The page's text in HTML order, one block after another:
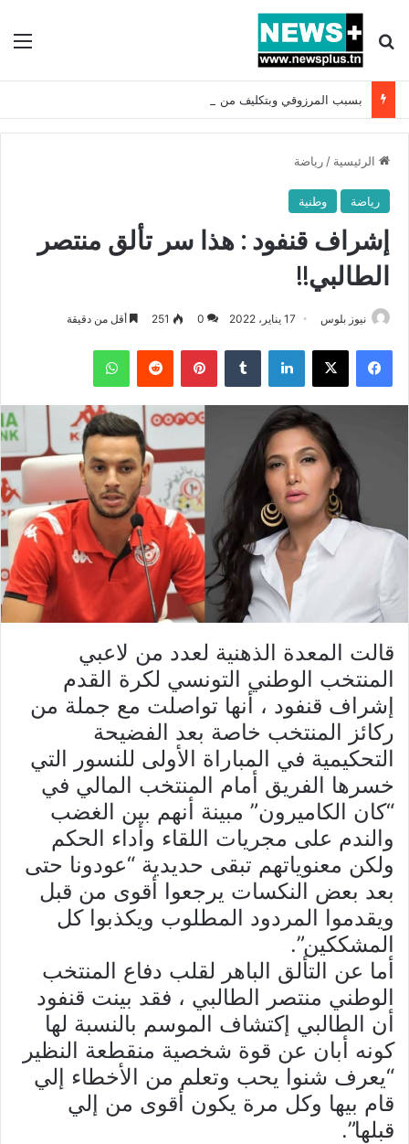
بحث عن
الرئيسية / رياضة
رياضة وطنية
إشراف قنفود : هذا سر تألق منتصر
الطالبي!!
نيوز بلوس 17 يناير، 2022 0
251 أقل من دقيقة
فيسبوك X لينكدإن بينتيريست واتساب
قالت المعدة الذهنية لعدد من لاعبي
المنتخب الوطني التونسي لكرة القدم
إشراف قنفود ، أنها تواصلت مع جملة من
ركائز المنتخب خاصة بعد الفضيحة
التحكيمية في المباراة الأولى للنسور التي
خسرها الفريق أمام المنتخب المالي في
“كان الكاميرون” مبينة أنهم بين الغضب
والندم على مجريات اللقاء وأداء الحكم
ولكن معنوياتهم تبقى حديدية “عودونا حتى
بعد بعض النكسات يرجعوا أقوى من قبل
ويقدموا المردود المطلوب ويكذبوا كل
المشككين”.
أما عن التألق الباهر لقلب دفاع المنتخب
الوطني منتصر الطالبي ، فقد بينت قنفود
أن الطالبي إكتشاف الموسم بالنسبة لها
كونه أبان عن قوة شخصية منقطعة النظير
“يعرف شنوا يحب وتعلم من الأخطاء إلي
قام بيها وكل مرة يكون أقوى من إلي
قبلها”.